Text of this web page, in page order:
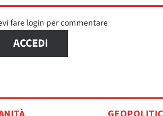
fare login per commentare
ACCEDI